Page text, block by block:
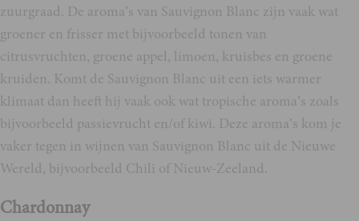
zuurgraad. De aroma’s van Sauvignon Blanc zijn vaak wat
groener en frisser met bijvoorbeeld tonen van
citrusvruchten, groene appel, limoen, kruisbes en groene
kruiden. Komt de Sauvignon Blanc uit een iets warmer
klimaat dan heeft hij vaak ook wat tropische aroma’s zoals
bijvoorbeeld passievrucht en/of kiwi. Deze aroma’s kom je
vaker tegen in wijnen van Sauvignon Blanc uit de Nieuwe
Wereld, bijvoorbeeld Chili of Nieuw-Zeeland.
Chardonnay